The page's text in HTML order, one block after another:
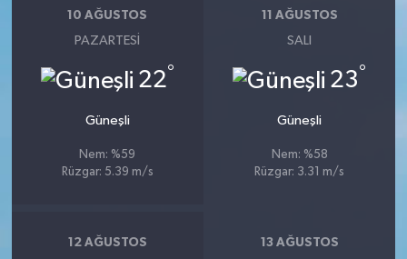
10 AĞUSTOS
PAZARTESI
22°
Güneşli
Nem: %59
Rüzgar: 5.39 m/s
11 AĞUSTOS
SALI
23°
Güneşli
Nem: %58
Rüzgar: 3.31 m/s
12 AĞUSTOS 13 AĞUSTOS